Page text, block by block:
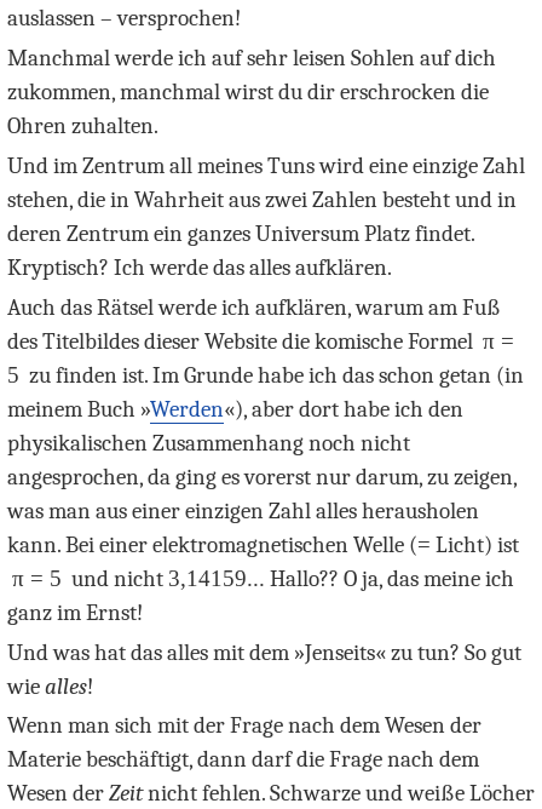
auslassen – versprochen!
Manchmal werde ich auf sehr leisen Sohlen auf dich
zukommen, manchmal wirst du dir erschrocken die
Ohren zuhalten.
Und im Zentrum all meines Tuns wird eine einzige Zahl
stehen, die in Wahrheit aus zwei Zahlen besteht und in
deren Zentrum ein ganzes Universum Platz findet.
Kryptisch? Ich werde das alles aufklären.
Auch das Rätsel werde ich aufklären, warum am Fuß
des Titelbildes dieser Website die komische Formel π =
5 zu finden ist. Im Grunde habe ich das schon getan (in
meinem Buch »Werden«), aber dort habe ich den
physikalischen Zusammenhang noch nicht
angesprochen, da ging es vorerst nur darum, zu zeigen,
was man aus einer einzigen Zahl alles herausholen
kann. Bei einer elektromagnetischen Welle (= Licht) ist
π = 5 und nicht 3,14159... Hallo?? O ja, das meine ich
ganz im Ernst!
Und was hat das alles mit dem »Jenseits« zu tun? So gut
wiealles!
Wenn man sich mit der Frage nach dem Wesen der
Materie beschäftigt, dann darf die Frage nach dem
Wesen derZeitnicht fehlen. Schwarze und weiße Löcher